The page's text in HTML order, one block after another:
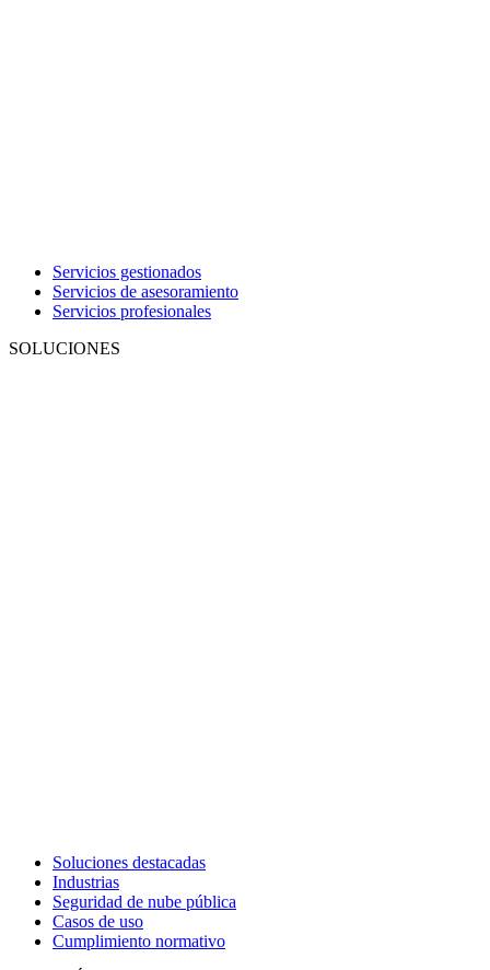
Servicios gestionados
Servicios de asesoramiento
Servicios profesionales
SOLUCIONES
Soluciones destacadas
Industrias
Seguridad de nube pública
Casos de uso
Cumplimiento normativo